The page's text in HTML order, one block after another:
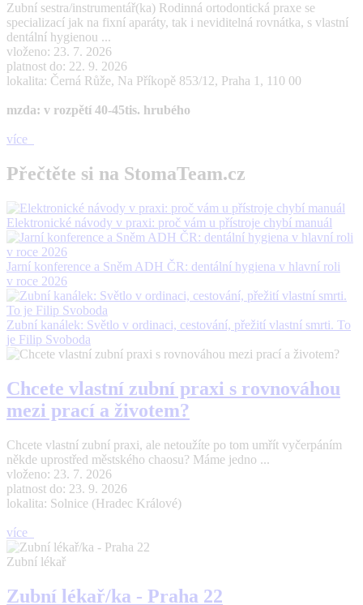
Zubní sestra/instrumentář(ka) Rodinná ortodontická praxe se
specializací jak na fixní aparáty, tak i neviditelná rovnátka, s vlastní
dentální hygienou ...
vloženo: 23. 7. 2026
platnost do: 22. 9. 2026
lokalita: Černá Růže, Na Příkopě 853/12, Praha 1, 110 00
mzda: v rozpětí 40-45tis. hrubého
více
Přečtěte si na StomaTeam.cz
Elektronické návody v praxi: proč vám u přístroje chybí manuál
Jarní konference a Sněm ADH ČR: dentální hygiena v hlavní roli
v roce 2026
Zubní kanálek: Světlo v ordinaci, cestování, přežití vlastní smrti. To
je Filip Svoboda
Chcete vlastní zubní praxi s rovnováhou
mezi prací a životem?
Chcete vlastní zubní praxi, ale netoužíte po tom umřít vyčerpáním
někde uprostřed městského chaosu? Máme jedno ...
vloženo: 23. 7. 2026
platnost do: 23. 9. 2026
lokalita: Solnice (Hradec Králové)
více
Zubní lékař
Zubní lékař/ka - Praha 22